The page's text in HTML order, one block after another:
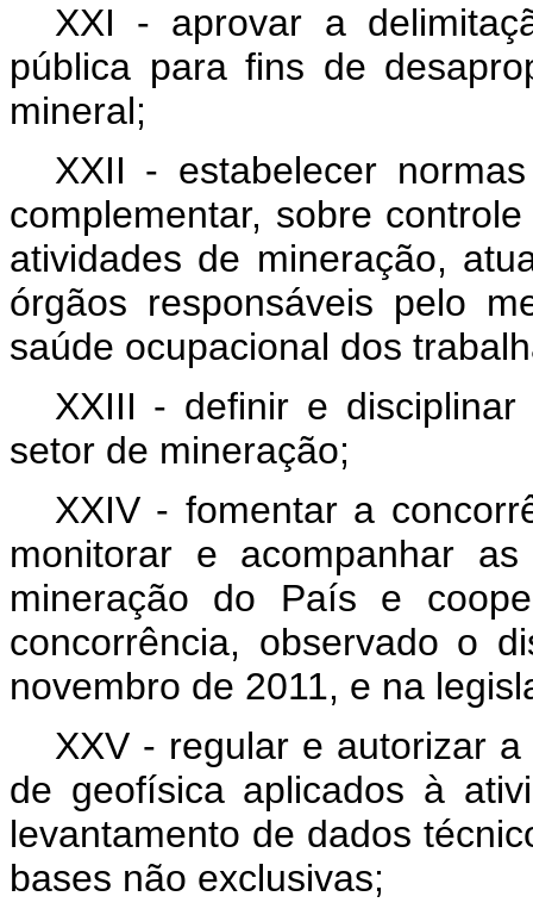
XXI - aprovar a
pública para fins de
mineral;
XXII - estabelecer
complementar, sobre
atividades de mineração,
órgãos responsáveis pelo
saúde ocupacional dos
XXIII - definir e
setor de mineração;
XXIV - fomentar a
monitorar e acompanhar
mineração do País e
concorrência, observado o
novembro de 2011, e na
XXV - regular e autorizar
de geofísica aplicados à
levantamento de dados
bases não exclusivas;